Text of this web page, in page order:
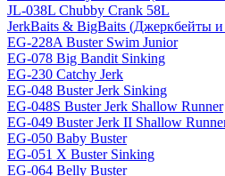
JL-038L Chubby Crank 58L
JerkBaits & BigBaits (Джеркбейты
EG-228A Buster Swim Junior
EG-078 Big Bandit Sinking
EG-230 Catchy Jerk
EG-048 Buster Jerk Sinking
EG-048S Buster Jerk Shallow Runner
EG-049 Buster Jerk II Shallow
EG-050 Baby Buster
EG-051 X Buster Sinking
EG-064 Belly Buster